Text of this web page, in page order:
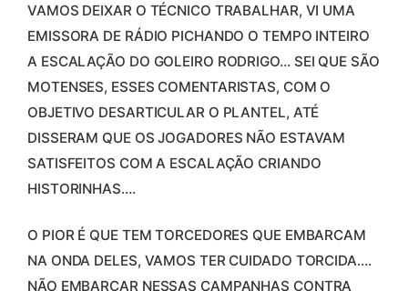
VAMOS DEIXAR O TÉCNICO TRABALHAR, VI UMA
EMISSORA DE RÁDIO PICHANDO O TEMPO INTEIRO
A ESCALAÇÃO DO GOLEIRO RODRIGO… SEI QUE SÃO
MOTENSES, ESSES COMENTARISTAS, COM O
OBJETIVO DESARTICULAR O PLANTEL, ATÉ
DISSERAM QUE OS JOGADORES NÃO ESTAVAM
SATISFEITOS COM A ESCALAÇÃO CRIANDO
HISTORINHAS….
O PIOR É QUE TEM TORCEDORES QUE EMBARCAM
NA ONDA DELES, VAMOS TER CUIDADO TORCIDA….
NÃO EMBARCAR NESSAS CAMPANHAS CONTRA